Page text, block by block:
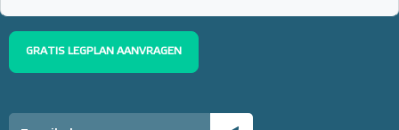
GRATIS LEGPLAN AANVRAGEN